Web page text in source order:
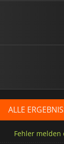
ALLE
Fehler melden